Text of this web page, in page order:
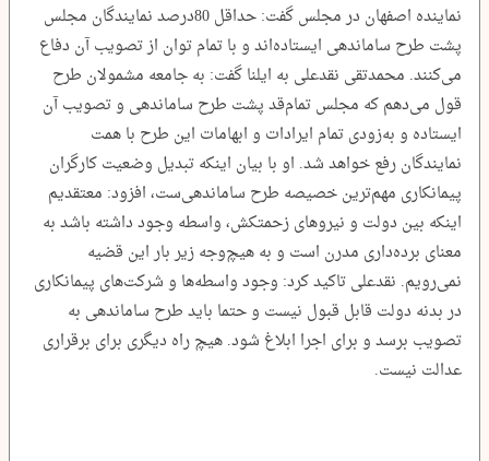
نماینده اصفهان در مجلس گفت: حداقل 80درصد نمایندگان مجلس
پشت طرح ساماندهی ایستاده‌اند و با تمام توان از تصویب آن دفاع
می‌کنند. محمدتقی نقدعلی به ایلنا گفت: به جامعه مشمولان طرح
قول می‌دهم که مجلس تمام‌قد پشت طرح ساماندهی و تصویب آن
ایستاده و به‌زودی تمام ایرادات و ابهامات این طرح با همت
نمایندگان رفع خواهد شد. او با بیان اینکه تبدیل وضعیت کارگران
پیمانکاری مهم‌ترین خصیصه طرح ساماندهی‌ست، افزود: معتقدیم
اینکه بین دولت و نیروهای زحمتکش، واسطه وجود داشته باشد به
معنای برده‌داری مدرن است و به هیچ‌وجه زیر بار این قضیه
نمی‌رویم. نقدعلی تاکید کرد: وجود واسطه‌ها و شرکت‌های پیمانکاری
در بدنه دولت قابل قبول نیست و حتما باید طرح ساماندهی به
تصویب برسد و برای اجرا ابلاغ شود. هیچ راه دیگری برای برقراری
عدالت نیست.